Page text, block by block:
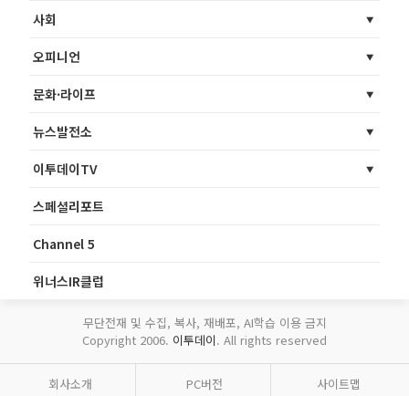
사회
오피니언
문화·라이프
뉴스발전소
이투데이TV
스페셜리포트
Channel 5
위너스IR클럽
무단전재 및 수집, 복사, 재배포, AI학습 이용 금지
Copyright 2006. 이투데이. All rights reserved
회사소개 PC버전 사이트맵